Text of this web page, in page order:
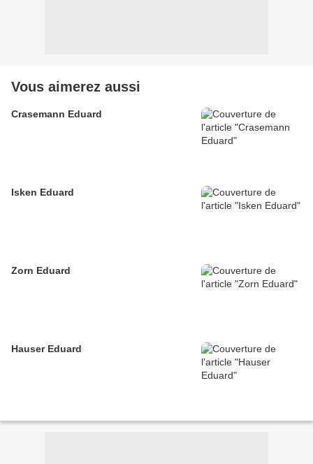
Vous aimerez aussi
Crasemann Eduard
Isken Eduard
Zorn Eduard
Hauser Eduard